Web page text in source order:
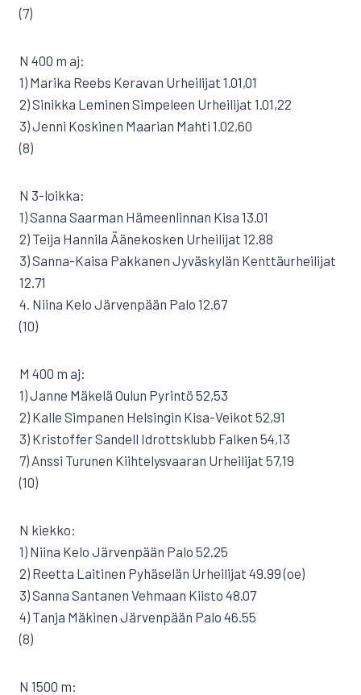
(7)
N 400 m aj:
1) Marika Reebs Keravan Urheilijat 1.01,01
2) Sinikka Leminen Simpeleen Urheilijat 1.01,22
3) Jenni Koskinen Maarian Mahti 1.02,60
(8)
N 3-loikka:
1) Sanna Saarman Hämeenlinnan Kisa 13.01
2) Teija Hannila Äänekosken Urheilijat 12.88
3) Sanna-Kaisa Pakkanen Jyväskylän Kenttäurheilijat
12.71
4. Niina Kelo Järvenpään Palo 12.67
(10)
M 400 m aj:
1) Janne Mäkelä Oulun Pyrintö 52,53
2) Kalle Simpanen Helsingin Kisa-Veikot 52,91
3) Kristoffer Sandell Idrottsklubb Falken 54,13
7) Anssi Turunen Kiihtelysvaaran Urheilijat 57,19
(10)
N kiekko:
1) Niina Kelo Järvenpään Palo 52.25
2) Reetta Laitinen Pyhäselän Urheilijat 49.99 (oe)
3) Sanna Santanen Vehmaan Kiisto 48.07
4) Tanja Mäkinen Järvenpään Palo 46.55
(8)
N 1500 m: